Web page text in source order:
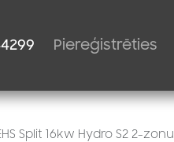
Piereģistrēties
Split 16kw Hydro S2 2-zonu